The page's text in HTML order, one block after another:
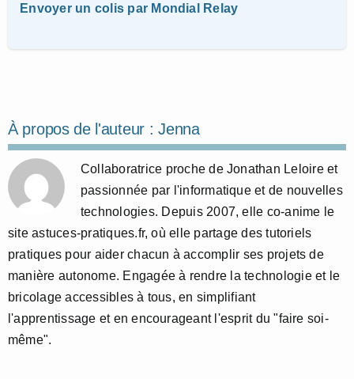
Envoyer un colis par Mondial Relay
À propos de l'auteur :Jenna
Collaboratrice proche de Jonathan Leloire et
passionnée par l'informatique et de nouvelles
technologies. Depuis 2007, elle co-anime le
site astuces-pratiques.fr, où elle partage des tutoriels
pratiques pour aider chacun à accomplir ses projets de
manière autonome. Engagée à rendre la technologie et le
bricolage accessibles à tous, en simplifiant
l'apprentissage et en encourageant l'esprit du "faire soi-
même".